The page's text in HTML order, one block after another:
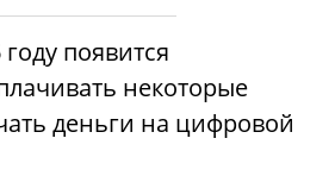
появится
некоторые
деньги на цифровой